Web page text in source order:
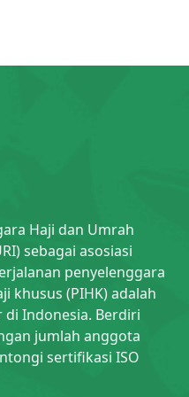
Haji dan Umrah
sebagai asosiasi
penyelenggara
khusus (PIHK) adalah
Indonesia. Berdiri
jumlah anggota
sertifikasi ISO